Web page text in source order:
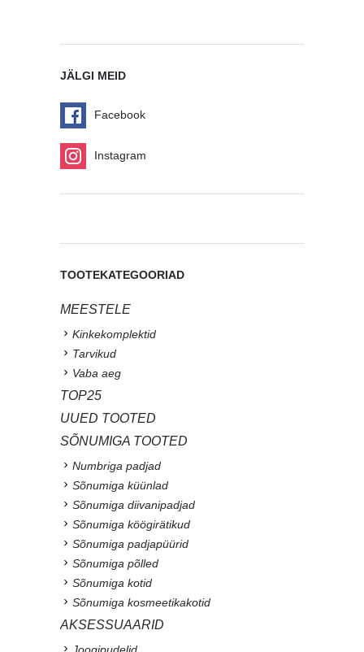
JÄLGI MEID
Facebook
Instagram
TOOTEKATEGOORIAD
MEESTELE
Kinkekomplektid
Tarvikud
Vaba aeg
TOP25
UUED TOOTED
SÕNUMIGA TOOTED
Numbriga padjad
Sõnumiga küünlad
Sõnumiga diivanipadjad
Sõnumiga köögirätikud
Sõnumiga padjapüürid
Sõnumiga põlled
Sõnumiga kotid
Sõnumiga kosmeetikakotid
AKSESSUAARID